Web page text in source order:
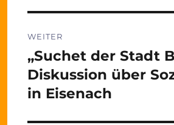
WEITER
Nächster
Beitrag:
„Suchet der Stadt
Diskussion über
in Eisenach